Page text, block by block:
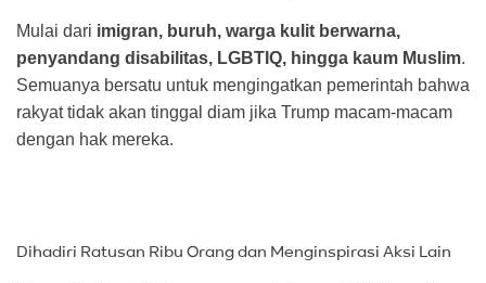
Mulai dari imigran, buruh, warga kulit berwarna,
penyandang disabilitas, LGBTIQ, hingga kaum Muslim.
Semuanya bersatu untuk mengingatkan pemerintah bahwa
rakyat tidak akan tinggal diam jika Trump macam-macam
dengan hak mereka.
Dihadiri Ratusan Ribu Orang dan Menginspirasi Aksi Lain